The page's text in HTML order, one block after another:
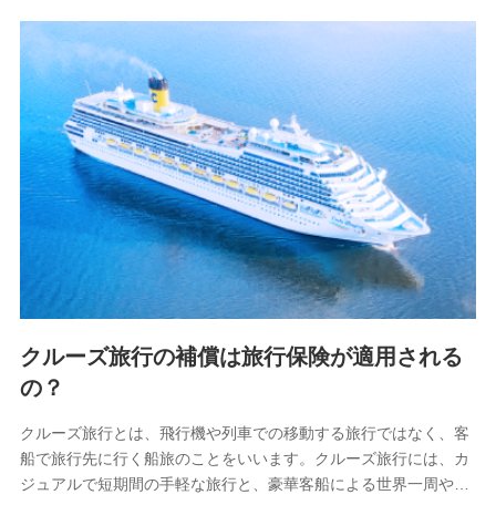
クルーズ旅行の補償は旅行保険が適用される
の？
クルーズ旅行とは、飛行機や列車での移動する旅行ではなく、客
船で旅行先に行く船旅のことをいいます。クルーズ旅行には、カ
ジュアルで短期間の手軽な旅行と、豪華客船による世界一周や…